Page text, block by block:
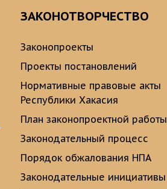
ЗАКОНОТВОРЧЕСТВО
Законопроекты
Проекты постановлений
Нормативные правовые акты
Республики Хакасия
План законопроектной работы
Законодательный процесс
Порядок обжалования НПА
Законодательные инициативы